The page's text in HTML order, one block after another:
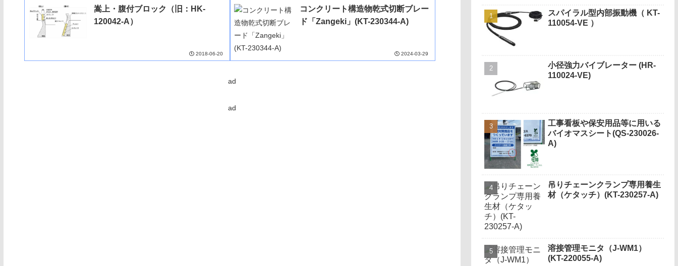
嵩上・腹付ブロック（旧：HK-
120042-A）
2018-06-20
コンクリート構造物乾式切断ブレー
ド「Zangeki」(KT-230344-A)
2024-03-29
ad
ad
スパイラル型内部振動機（ KT-
110054-VE ）
小径強力バイブレーター (HR-
110024-VE)
工事看板や保安用品等に用いる
バイオマスシート(QS-230026-
A)
吊りチェーンクランプ専用養生
材（ケタッチ）(KT-230257-A)
溶接管理モニタ（J-WM1）
(KT-220055-A)